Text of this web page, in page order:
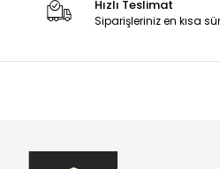
Hızlı Teslimat
Siparişleriniz en kısa